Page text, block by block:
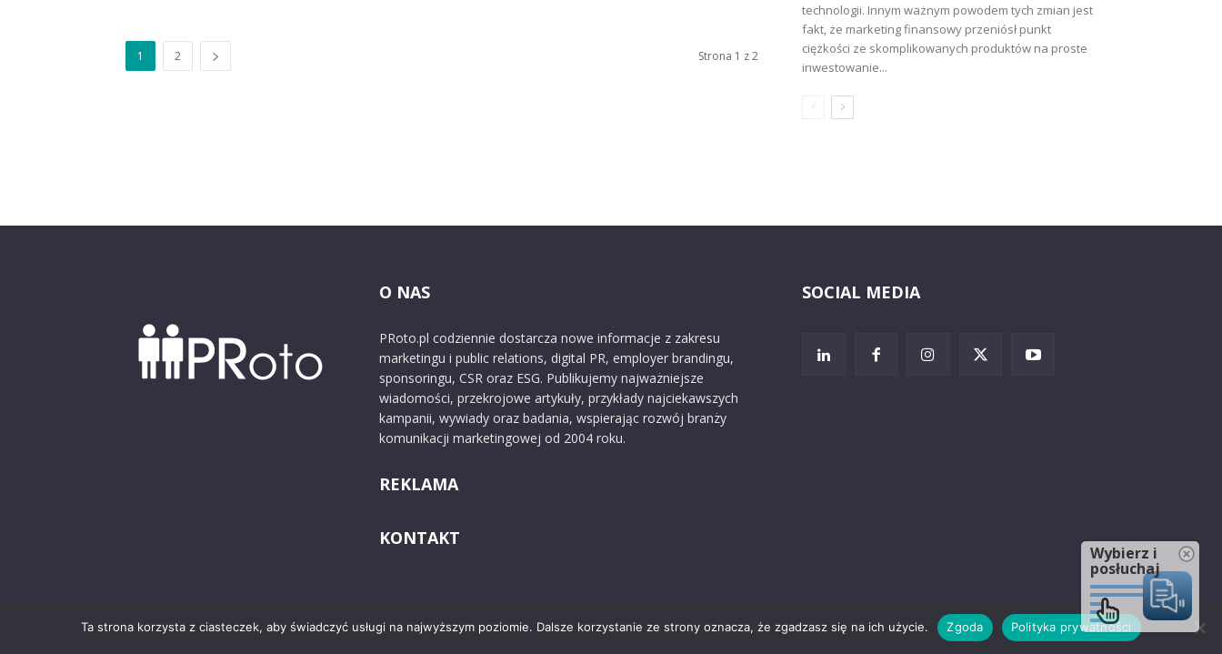
1 2 Strona 1 z 2
technologii. Innym ważnym powodem tych zmian jest
fakt, że marketing finansowy przeniósł punkt
ciężkości ze skomplikowanych produktów na proste
inwestowanie...
O NAS
PRoto.pl codziennie dostarcza nowe informacje z zakresu
marketingu i public relations, digital PR, employer brandingu,
sponsoringu, CSR oraz ESG. Publikujemy najważniejsze
wiadomości, przekrojowe artykuły, przykłady najciekawszych
kampanii, wywiady oraz badania, wspierając rozwój branży
komunikacji marketingowej od 2004 roku.
REKLAMA
KONTAKT
SOCIAL MEDIA
© 2024 PRoto.pl O nas Reklama Zastrzeżenia prawne
Ta strona korzysta z ciasteczek, aby świadczyć usługi na najwyższym poziomie. Dalsze korzystanie ze strony oznacza, że zgadzasz się na ich użycie. Zgoda Polityka prywatności
Wybierz i
posłuchaj